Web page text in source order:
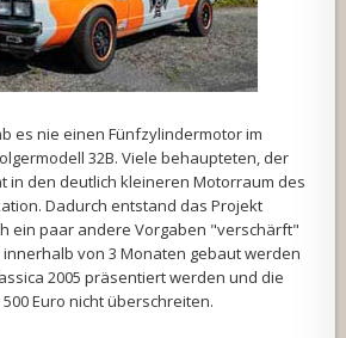
es nie einen Fünfzylindermotor im
32B. Viele behaupteten, der
in den deutlich kleineren Motorraum des
Dadurch entstand das Projekt
ein paar andere Vorgaben "verschärft"
von 3 Monaten gebaut werden
2005 präsentiert werden und die
Euro nicht überschreiten.